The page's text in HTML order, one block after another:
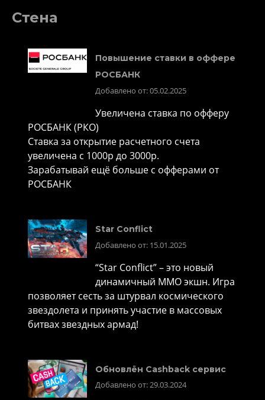
Стена
Повышение ставки в оффере
РОСБАНК
Добавлено от: 05.02.2025
Увеличена ставка по офферу
РОСБАНК (РКО)
Ставка за открытие расчетного счета
увеличена с 1000р до 3000р.
Зарабатывай ещё больше с офферами от
РОСБАНК
Star Conflict
Добавлено от: 15.01.2025
“Star Conflict” – это новый
динамичный MMO экшн. Игра
позволяет сесть за штурвал космического
звездолета и принять участие в массовых
битвах звездных армад!
Обновлён Cashback сервис
Добавлено от: 29.03.2024